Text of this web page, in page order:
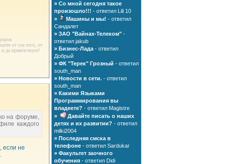
от зла того, от
да приветствует!
на форуме,
каждого
если не
» Со мной сегодня такое
произошло!!! - ответил Lili 10
»
Машины и мы! - ответил
Сандалет
» ЗАО "Вайнах-Телеком" -
ответил jakub
» Бизнес-Лада - ответил
Добрый
» ФК "Терек" Грозный - ответил
south_man
» Новости в сети. - ответил
south_man
» Какими Языками
Программирования вы
владеете? - ответил Magistre
»
Давайте писать о наших
детях и их развитии? - ответил
milki2004
» Последняя смска в
телефоне - ответил Sardukar
» Факультет заочного
обучения - ответил Didi